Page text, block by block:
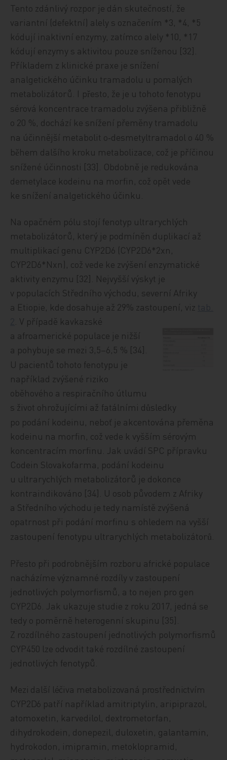
Tento zdánlivý rozpor je dán skutečností, že
variantní (defektní) alely s označením *3, *4, *5
kódují inaktivní enzymy, zatímco alely *10, *17
kódují enzymy s aktivitou pouze sníženou [32].
Příkladem z klinické praxe je snížení
analgetického účinku tramadolu u pomalých
metabolizátorů. I přesto , že je u tohoto fenotypu
sérová koncentrace tramadolu zvýšena přibližně
o 20 %, dochází ke snížení přeměny tramadolu
na účinnější metabolit o‑desmetyltramadol o 40 %
během dalšího kroku metabolizace , což je příčinou
snížené účinnosti [33]. Obdobně je redukována
demetylace kodeinu na morfin, což opět vede
ke snížení analgetického účinku.
Na opačném pólu stojí fenotyp ultrarychlých
metabolizátorů, který je podmíněn duplikací až
multiplikací genu CYP2D6 (CYP2D6*2xn,
CYP2D6*Nxn), což vede ke zvýšení enzymatické
aktivity enzymu [32]. Nejvyšší výskyt je
v populacích Středního východu, severní Afriky
a Etiopie, kde dosahuje až 29% zastoupení, viz
. V případě kavkazské
a afroamerické populace je nižší
a pohybuje se mezi 3,5–6,5 % [34].
U pacientů tohoto fenotypu je
například zvýšené riziko
oběhového a respiračního útlumu
s život ohrožujícími až fatálními d ůsledky
po podání kodeinu, neboť je akcentována přeměna
kodeinu na morfin, což vede k vyšším sérovým
koncentracím morfinu. Jak uvádí SPC přípravku
Codein Slovakofarma, podání kodeinu
u ultrarychlých metabolizátorů je dokonce
kontraindikováno [34]. U osob původem z Afriky
a Středního východu je tedy namístě zvýšená
opatrnost při podání morfinu s ohledem na vyšší
zastoupení fenotypu ultrarychlých metabolizátor ů
Přesto při podrobnějším rozboru africké populace
nacházíme významné rozdíly v zastoupení
jednotlivých polymorfismů, a to nejen pro gen
CYP2D6. Jak ukazuje studie z roku 2017, jedná se
tedy o poměrně heterogenní skupinu [35].
Z rozdílného zastoupení jednotlivých polymorfismů
CYP450 lze odvodit také rozdílné zastoupení
jednotlivých fenotypů.
Mezi další léčiva metabolizovaná prostřednictvím
CYP2D6 patří například amitriptylin, aripiprazol,
atomoxetin, karvedilol, dextrometorfan,
dihydrokodein, donepezil, duloxetin, galantamin,
hydrokodon, imipramin, metoklopramid,